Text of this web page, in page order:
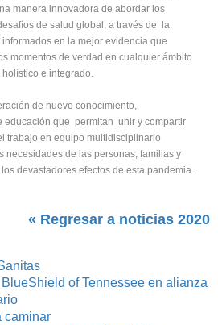
manera innovadora de abordar los
de salud global, a través de la
en la mejor evidencia que
momentos de verdad en cualquier ámbito
e integrado.
de nuevo conocimiento,
educación que permitan unir y compartir
trabajo en equipo multidisciplinario
necesidades de las personas, familias y
devastadores efectos de esta pandemia.
« Regresar a noticias 2020
of Tennessee en alianza
caminar